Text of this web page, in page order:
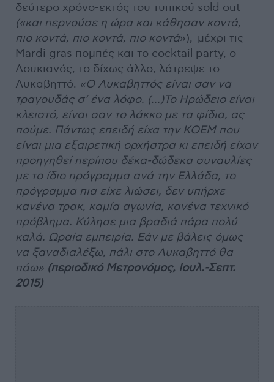
δεύτερο χρόνο-εκτός του τυπικού sold out
(«και περνούσε η ώρα και κάθησαν κοντά,
πιο κοντά, πιο κοντά, πιο κοντά»), μέχρι τις
Mardi gras πομπές και το cocktail party, ο
Λουκιανός, το δίχως άλλο, λάτρεψε το
Λυκαβηττό. «Ο Λυκαβηττός είναι σαν να
τραγουδάς σ’ ένα λόφο. (…)Το Ηρώδειο είναι
κλειστό, είναι σαν το λάκκο με τα φίδια, ας
πούμε. Πάντως επειδή είχα την ΚΟΕΜ που
είναι μια εξαιρετική ορχήστρα κι επειδή είχαν
προηγηθεί περίπου δέκα-δώδεκα συναυλίες
με το ίδιο πρόγραμμα ανά την Ελλάδα, το
πρόγραμμα πια είχε λιώσει, δεν υπήρχε
κανένα τρακ, καμία αγωνία, κανένα τεχνικό
πρόβλημα. Κύλησε μια βραδιά πάρα πολύ
καλά. Ωραία εμπειρία. Εάν με βάλεις όμως
να ξαναδιαλέξω, πάλι στο Λυκαβηττό θα
πάω» (περιοδικό Μετρονόμος, Ιουλ.-Σεπτ.
2015)